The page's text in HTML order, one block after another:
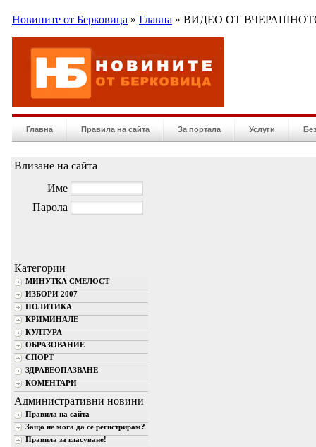
Новините от Берковица » Главна » ВИДЕО ОТ
Главна Правила на сайта За портала Услуги
Влизане на сайта
Име
Парола
Категории
МИНУТКА СМЕЛОСТ
ИЗБОРИ 2007
ПОЛИТИКА
КРИМИНАЛЕ
КУЛТУРА
ОБРАЗОВАНИЕ
СПОРТ
ЗДРАВЕОПАЗВАНЕ
КОМЕНТАРИ
Административни новини
Правила на сайта
Защо не мога да се регистрирам?
Правила за гласуване!